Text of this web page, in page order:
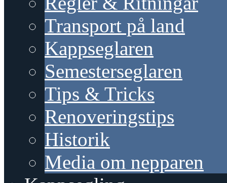
Transport på land
Kappseglaren
Semesterseglaren
Tips & Tricks
Renoveringstips
Historik
Media om nepparen